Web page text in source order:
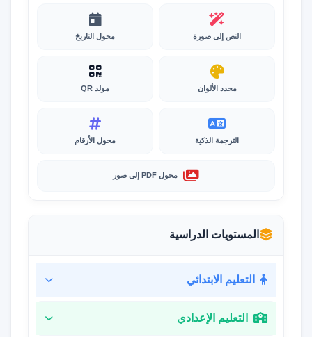
النص إلى صورة محول التاريخ
محدد الألوان مولد QR
الترجمة الذكية محول الأرقام
محول PDF إلى صور
المستويات الدراسية
التعليم الابتدائي
التعليم الإعدادي